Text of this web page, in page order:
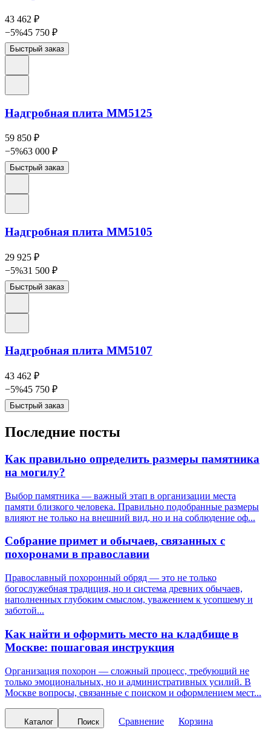
43 462 ₽
−5%45 750 ₽
Быстрый заказ
Надгробная плита ММ5125
59 850 ₽
−5%63 000 ₽
Быстрый заказ
Надгробная плита ММ5105
29 925 ₽
−5%31 500 ₽
Быстрый заказ
Надгробная плита ММ5107
43 462 ₽
−5%45 750 ₽
Быстрый заказ
Последние посты
Как правильно определить размеры памятника
на могилу?
Выбор памятника — важный этап в организации места
памяти близкого человека. Правильно подобранные размеры
влияют не только на внешний вид, но и на соблюдение оф...
Собрание примет и обычаев, связанных с
похоронами в православии
Православный похоронный обряд — это не только
богослужебная традиция, но и система древних обычаев,
наполненных глубоким смыслом, уважением к усопшему и
заботой...
Как найти и оформить место на кладбище в
Москве: пошаговая инструкция
Организация похорон — сложный процесс, требующий не
только эмоциональных, но и административных усилий. В
Москве вопросы, связанные с поиском и оформлением мест...
Каталог Поиск Сравнение Корзина